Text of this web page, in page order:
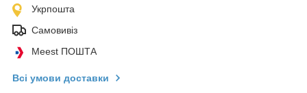
Укрпошта
Самовивіз
Meest ПОШТА
Всі умови доставки